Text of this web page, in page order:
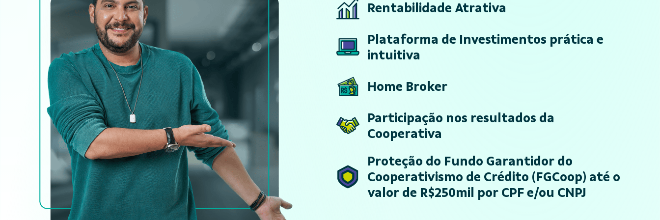
Rentabilidade Atrativa
Plataforma de Investimentos prática e
intuitiva
Home Broker
Participação nos resultados da
Cooperativa
Proteção do Fundo Garantidor do
Cooperativismo de Crédito (FGCoop) até o
valor de R$250mil por CPF e/ou CNPJ